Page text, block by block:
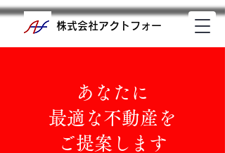
株式会社​アクトフォー
あなたに
最適な不動産を
ご提案します